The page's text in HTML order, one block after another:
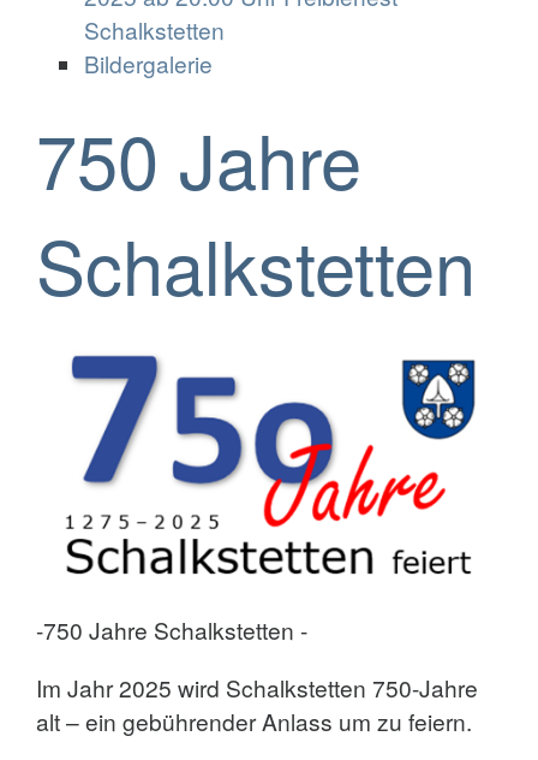
Schalkstetten
Bildergalerie
750 Jahre
Schalkstetten
-750 Jahre Schalkstetten -
Im Jahr 2025 wird Schalkstetten 750-Jahre
alt – ein gebührender Anlass um zu feiern.